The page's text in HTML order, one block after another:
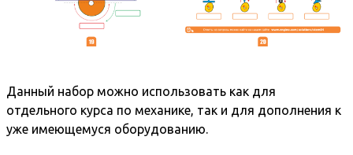
Данный набор можно использовать как для
отдельного курса по механике, так и для дополнения к
уже имеющемуся оборудованию.